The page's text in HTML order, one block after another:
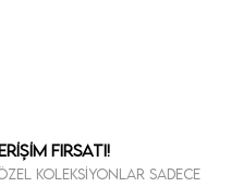
Fırsatı!
koleksiyonlar sadece